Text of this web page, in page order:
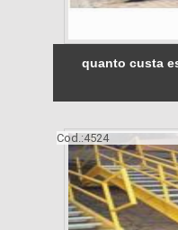
quanto custa
Cod.:4524